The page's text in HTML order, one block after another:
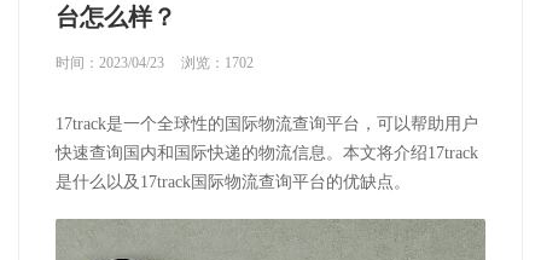
台怎么样？
时间：2023/04/23 浏览： 1702
17track是一个全球性的国际物流查询平台，可以帮助用户
快速查询国内和国际快递的物流信息。本文将介绍17track
是什么以及17track国际物流查询平台的优缺点。